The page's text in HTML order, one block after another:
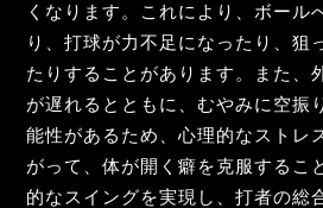
くなります。これにより、ボール
り、打球が力不足になったり、狙
たりすることがあります。また、
が遅れるとともに、むやみに空振
能性があるため、心理的なストレ
がって、体が開く癖を克服するこ
的なスイングを実現し、打者の総